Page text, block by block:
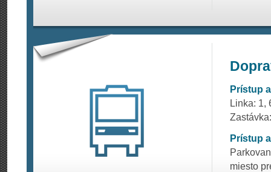
Prístup
Linka: 1,
Prístup
miesto